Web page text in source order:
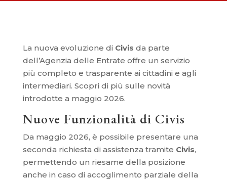
La nuova evoluzione di Civis da parte
dell’Agenzia delle Entrate offre un servizio
più completo e trasparente ai cittadini e agli
intermediari. Scopri di più sulle novità
introdotte a maggio 2026.
Nuove Funzionalità di Civis
Da maggio 2026, è possibile presentare una
seconda richiesta di assistenza tramite Civis,
permettendo un riesame della posizione
anche in caso di accoglimento parziale della